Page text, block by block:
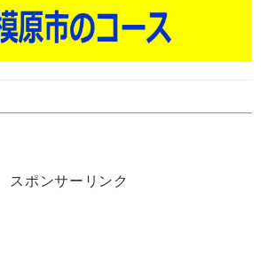
スポンサーリンク